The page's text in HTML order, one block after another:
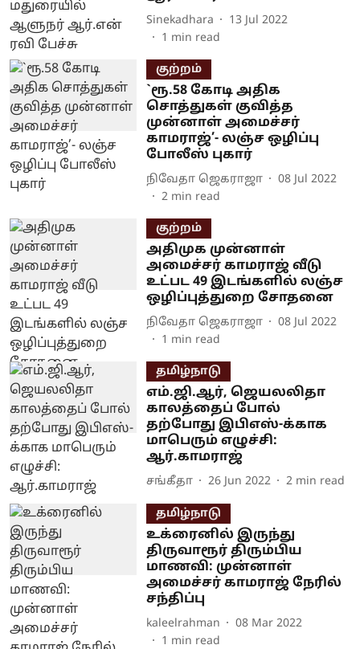
Sinekadhara
13 Jul 2022
1 min read
குற்றம்
`ரூ.58 கோடி அதிக
சொத்துகள் குவித்த
முன்னாள் அமைச்சர்
காமராஜ்’- லஞ்ச ஒழிப்பு
போலீஸ் புகார்
நிவேதா ஜெகராஜா
08 Jul 2022
2 min read
குற்றம்
அதிமுக முன்னாள்
அமைச்சர் காமராஜ் வீடு
உட்பட 49 இடங்களில் லஞ்ச
ஒழிப்புத்துறை சோதனை
நிவேதா ஜெகராஜா
08 Jul 2022
1 min read
தமிழ்நாடு
எம்.ஜி.ஆர், ஜெயலலிதா
காலத்தைப் போல்
தற்போது இபிஎஸ்-க்காக
மாபெரும் எழுச்சி:
ஆர்.காமராஜ்
சங்கீதா 26 Jun 2022 2 min read
தமிழ்நாடு
உக்ரைனில் இருந்து
திருவாரூர் திரும்பிய
மாணவி: முன்னாள்
அமைச்சர் காமராஜ் நேரில்
சந்திப்பு
kaleelrahman
08 Mar 2022
1 min read